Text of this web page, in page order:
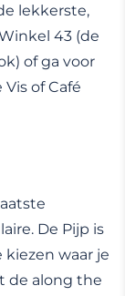
lekkerste,
43 (de
of ga voor
of Café
De Pijp is
kiezen waar je
de along the